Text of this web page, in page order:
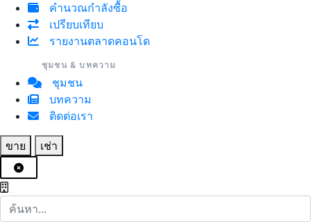
คำนวณกำลังซื้อ
เปรียบเทียบ
รายงานตลาดคอนโด
ชุมชน & บทความ
ชุมชน
บทความ
ติดต่อเรา
ขาย เช่า